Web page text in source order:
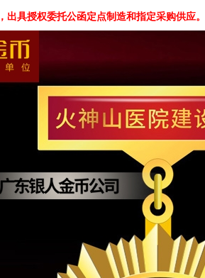
具授权委托公函定点制造和指定采购供应。